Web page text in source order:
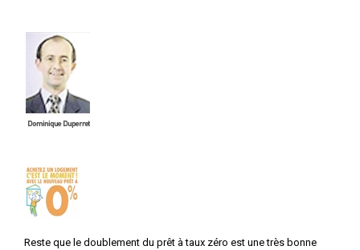
Reste que le doublement du prêt à taux zéro est une très bonne